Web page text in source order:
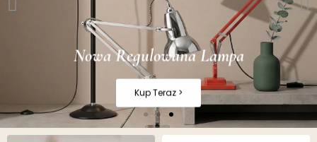
Nowa Regulowana Lampa
Kup Teraz >